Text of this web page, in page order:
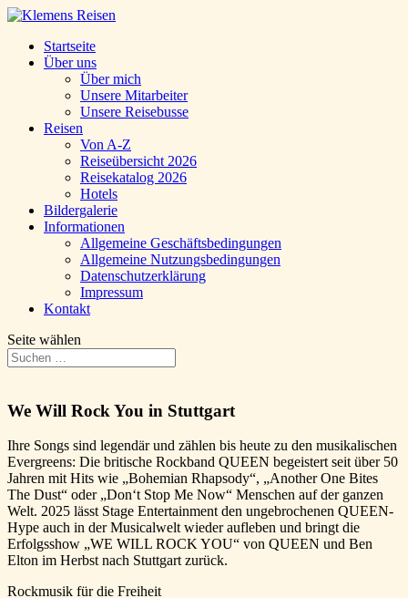
Startseite
Über uns
Über mich
Unsere Mitarbeiter
Unsere Reisebusse
Reisen
Von A-Z
Reiseübersicht 2026
Reisekatalog 2026
Hotels
Bildergalerie
Informationen
Allgemeine Geschäftsbedingungen
Allgemeine Nutzungsbedingungen
Datenschutzerklärung
Impressum
Kontakt
Seite wählen
We Will Rock You in Stuttgart
Ihre Songs sind legendär und zählen bis heute zu den musikalischen
Evergreens: Die britische Rockband QUEEN begeistert seit über 50
Jahren mit Hits wie „Bohemian Rhapsody“, „Another One Bites
The Dust“ oder „Don‘t Stop Me Now“ Menschen auf der ganzen
Welt. 2025 lässt Stage Entertainment den ungebrochenen QUEEN-
Hype auch in der Musicalwelt wieder aufleben und bringt die
Erfolgsshow „WE WILL ROCK YOU“ von QUEEN und Ben
Elton im Herbst nach Stuttgart zurück.
Rockmusik für die Freiheit